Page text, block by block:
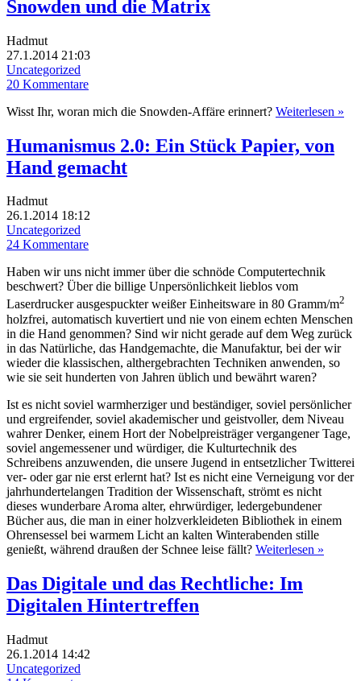
Snowden und die Matrix
Hadmut
27.1.2014 21:03
Uncategorized
20 Kommentare
Wisst Ihr, woran mich die Snowden-Affäre erinnert? Weiterlesen »
Humanismus 2.0: Ein Stück Papier, von
Hand gemacht
Hadmut
26.1.2014 18:12
Uncategorized
24 Kommentare
Haben wir uns nicht immer über die schnöde Computertechnik
beschwert? Über die billige Unpersönlichkeit lieblos vom
Laserdrucker ausgespuckter weißer Einheitsware in 80 Gramm/m2
holzfrei, automatisch kuvertiert und nie von einem echten Menschen
in die Hand genommen? Sind wir nicht gerade auf dem Weg zurück
in das Natürliche, das Handgemachte, die Manufaktur, bei der wir
wieder die klassischen, althergebrachten Techniken anwenden, so
wie sie seit hunderten von Jahren üblich und bewährt waren?
Ist es nicht soviel warmherziger und beständiger, soviel persönlicher
und ergreifender, soviel akademischer und geistvoller, dem Niveau
wahrer Denker, einem Hort der Nobelpreisträger vergangener Tage,
soviel angemessener und würdiger, die Kulturtechnik des
Schreibens anzuwenden, die unsere Jugend in entsetzlicher Twitterei
ver- oder gar nie erst erlernt hat? Ist es nicht eine Verneigung vor der
jahrhundertelangen Tradition der Wissenschaft, strömt es nicht
dieses wunderbare Aroma alter, ehrwürdiger, ledergebundener
Bücher aus, die man in einer holzverkleideten Bibliothek in einem
Ohrensessel bei warmem Licht an kalten Winterabenden stille
genießt, während draußen der Schnee leise fällt? Weiterlesen »
Das Digitale und das Rechtliche: Im
Digitalen Hintertreffen
Hadmut
26.1.2014 14:42
Uncategorized